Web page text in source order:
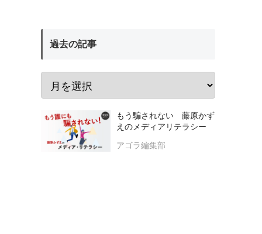
過去の記事
もう騙されない 藤原かず
えのメディアリテラシー
アゴラ編集部